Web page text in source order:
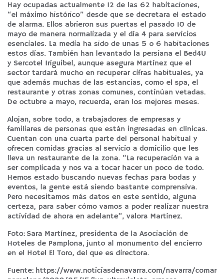
Hay ocupadas actualmente 12 de las 62 habitaciones,
“el máximo histórico” desde que se decretara el estado
de alarma. Ellos abrieron sus puertas el pasado 10 de
mayo de manera normalizada y el día 4 para servicios
esenciales. La media ha sido de unas 5 o 6 habitaciones
estos días. También han levantado la persiana el Bed4U
y Sercotel Iriguibel, aunque asegura Martínez que el
sector tardará mucho en recuperar cifras habituales, ya
que además muchas de las estancias, como el spa, el
restaurante y otras zonas comunes, continúan vetadas.
De octubre a mayo, recuerda, eran los mejores meses.
Alojan, sobre todo, a trabajadores de empresas y
familiares de personas que están ingresadas en clínicas.
Cuentan con una cuarta parte del personal habitual y
ofrecen comidas gracias al servicio a domicilio que les
lleva un restaurante de la zona. “La recuperación va a
ser complicada y nos va a tocar hacer un poco de todo.
Hemos estado buscando nuevas fechas para bodas y
eventos, la gente está siendo bastante comprensiva.
Pero necesitamos más datos en este sentido, alguna
certeza, para saber cómo vamos a poder realizar nuestra
actividad de ahora en adelante”, valora Martínez.
Foto: Sara Martínez, presidenta de la Asociación de
Hoteles de Pamplona, junto al monumento del encierro
en el Hotel El Toro, del que es directora.
Fuente: https://www.noticiasdenavarra.com/navarra/